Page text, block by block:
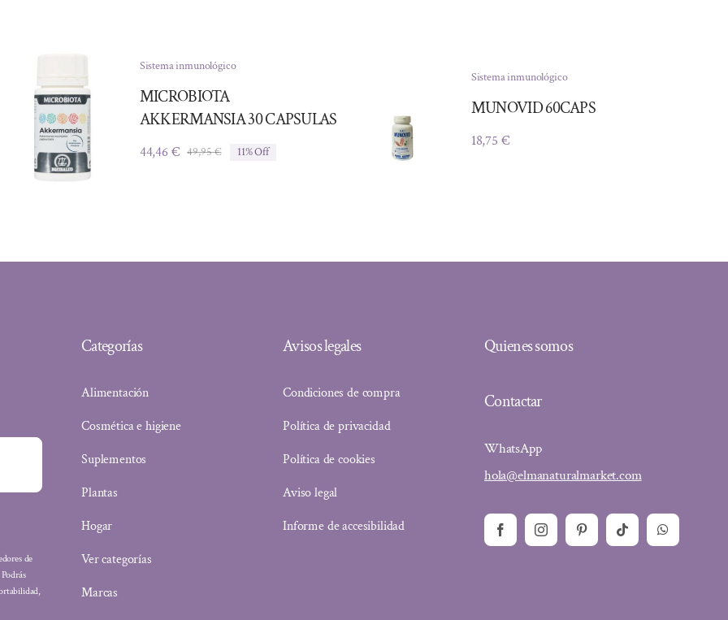
Sistema inmunológico
MICROBIOTA
AKKERMANSIA 30 CAPSULAS
49,95€El
44,46€
El
11% Off
Sistema inmunológico
MUNOVID 60CAPS
18,75 €
de
Categorías
Alimentación
Cosmética e higiene
Suplementos
Plantas
Hogar
Ver categorías
Marcas
Avisos legales
Condiciones de compra
Política de privacidad
Política de cookies
Aviso legal
Informe de accesibilidad
Quienes somos
Contactar
WhatsApp
hola@elmanaturalmarket.com